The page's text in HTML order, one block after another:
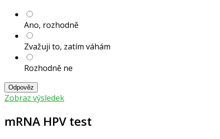
Ano, rozhodně
Zvažuji to, zatím váhám
Rozhodně ne
Odpověz
Zobraz výsledek
mRNA HPV test